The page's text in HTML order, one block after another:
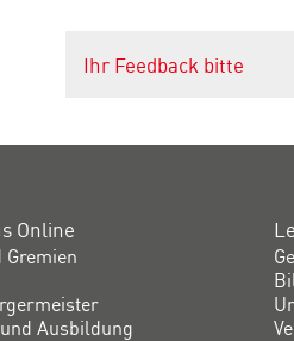
Ihr Feedback bitte
Online
Gremien
Ausbildung